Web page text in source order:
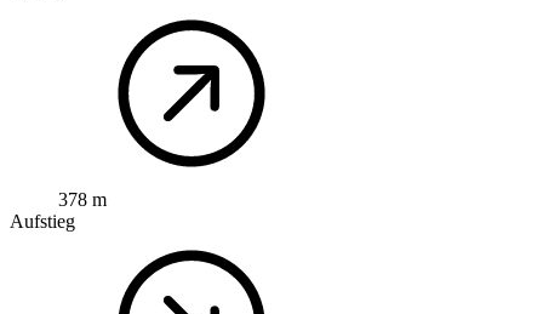
378 m
Aufstieg